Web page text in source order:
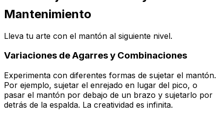
Mantenimiento
Lleva tu arte con el mantón al siguiente nivel.
Variaciones de Agarres y Combinaciones
Experimenta con diferentes formas de sujetar el mantón.
Por ejemplo, sujetar el enrejado en lugar del pico, o
pasar el mantón por debajo de un brazo y sujetarlo por
detrás de la espalda. La creatividad es infinita.